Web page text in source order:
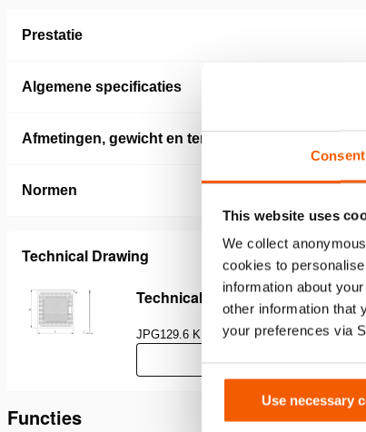
Consent
This website uses
We collect
cookies to
information about
other information that
your preferences via
Use necessary
Prestatie
Algemene specificaties
Afmetingen, gewicht en temperatuur
Normen
Technical Drawing
Technical Drawing HSB74,
JPG129.6 KB
Functies